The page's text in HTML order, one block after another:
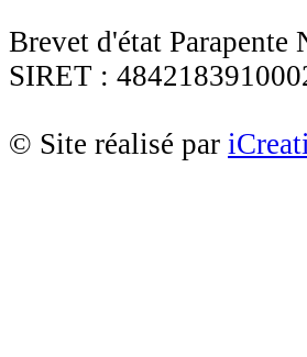
Brevet d'état Parapente
SIRET :
© Site réalisé par